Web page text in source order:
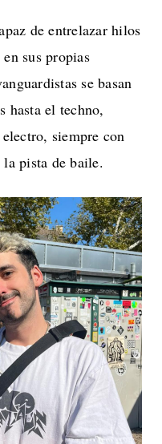
de entrelazar hilos
sus propias
se basan
hasta el techno,
siempre con
pista de baile.